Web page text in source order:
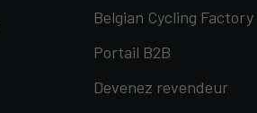
Belgian Cycling Factory
Portail B2B
Devenez revendeur